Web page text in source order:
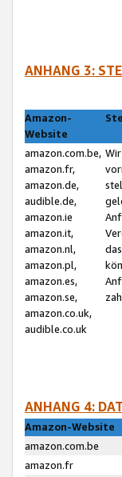
ANHANG 3:
Amazon-
Website
amazon.com.be,
amazon.fr,
amazon.de,
audible.de,
amazon.ie
amazon.it,
amazon.nl,
amazon.pl,
amazon.es,
amazon.se,
amazon.co.uk,
audible.co.uk
ANHANG 4:
Amazon-Website
amazon.com.be
amazon.fr